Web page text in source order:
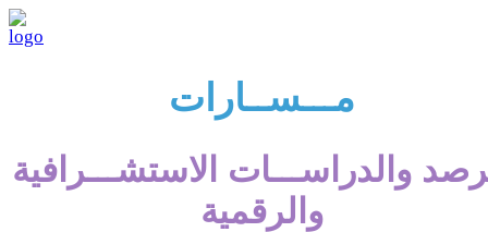
مـــســارات
والدراســـات الاستشـــرافية
والرقمية